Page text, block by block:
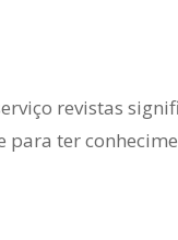
revistas
ter